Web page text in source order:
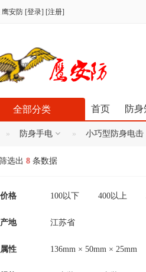
鹰安防 [登录] [注册]
首页 防身
全部分类
防身手电 小巧型防身电击
选出 8 条数据
价格 100以下 400以上
产地 江苏省
属性 136mm × 50mm × 25mm